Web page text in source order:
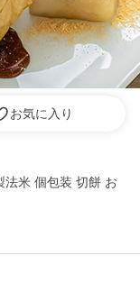
お気に入り
米 個包装 切餅 お